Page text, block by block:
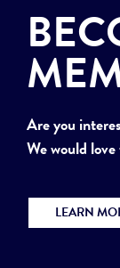
Are you
We would
LEARN